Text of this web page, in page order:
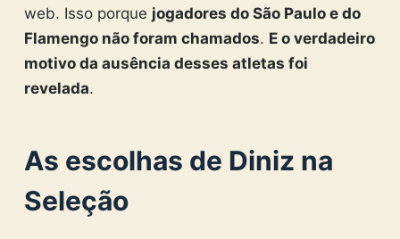
web. Isso porque jogadores do São Paulo e do
Flamengo não foram chamados. E o verdadeiro
motivo da ausência desses atletas foi
revelada.
As escolhas de Diniz na
Seleção